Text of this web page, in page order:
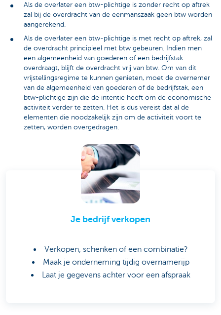
Als de overlater een btw-plichtige is zonder recht op aftrek
zal bij de overdracht van de eenmanszaak geen btw worden
aangerekend.
Als de overlater een btw-plichtige is met recht op aftrek, zal
de overdracht principieel met btw gebeuren. Indien men
een algemeenheid van goederen of een bedrijfstak
overdraagt, blijft de overdracht vrij van btw. Om van dit
vrijstellingsregime te kunnen genieten, moet de overnemer
van de algemeenheid van goederen of de bedrijfstak, een
btw-plichtige zijn die de intentie heeft om de economische
activiteit verder te zetten. Het is dus vereist dat al de
elementen die noodzakelijk zijn om de activiteit voort te
zetten, worden overgedragen.
Je bedrijf verkopen
Verkopen, schenken of een combinatie?
Maak je onderneming tijdig overnamerijp
Laat je gegevens achter voor een afspraak